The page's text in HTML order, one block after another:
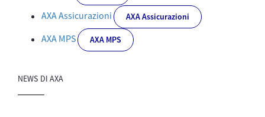
AXA Assicurazioni AXA Assicurazioni
AXA MPS AXA MPS
NEWS DI AXA